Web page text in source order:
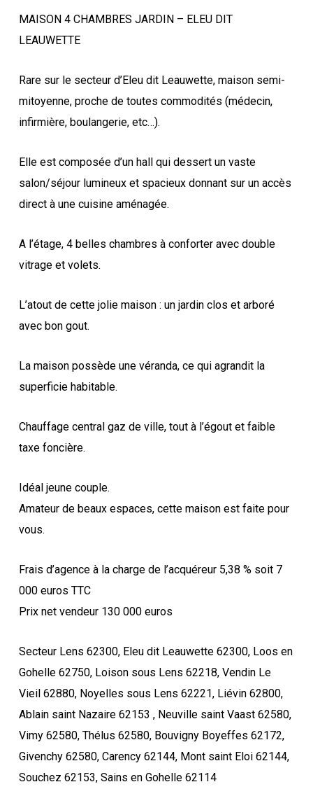
MAISON 4 CHAMBRES JARDIN – ELEU DIT
LEAUWETTE
Rare sur le secteur d’Eleu dit Leauwette, maison semi-
mitoyenne, proche de toutes commodités (médecin,
infirmière, boulangerie, etc…).
Elle est composée d’un hall qui dessert un vaste
salon/séjour lumineux et spacieux donnant sur un accès
direct à une cuisine aménagée.
A l’étage, 4 belles chambres à conforter avec double
vitrage et volets.
L’atout de cette jolie maison : un jardin clos et arboré
avec bon gout.
La maison possède une véranda, ce qui agrandit la
superficie habitable.
Chauffage central gaz de ville, tout à l’égout et faible
taxe foncière.
Idéal jeune couple.
Amateur de beaux espaces, cette maison est faite pour
vous.
Frais d’agence à la charge de l’acquéreur 5,38 % soit 7
000 euros TTC
Prix net vendeur 130 000 euros
Secteur Lens 62300, Eleu dit Leauwette 62300, Loos en
Gohelle 62750, Loison sous Lens 62218, Vendin Le
Vieil 62880, Noyelles sous Lens 62221, Liévin 62800,
Ablain saint Nazaire 62153 , Neuville saint Vaast 62580,
Vimy 62580, Thélus 62580, Bouvigny Boyeffes 62172,
Givenchy 62580, Carency 62144, Mont saint Eloi 62144,
Souchez 62153, Sains en Gohelle 62114